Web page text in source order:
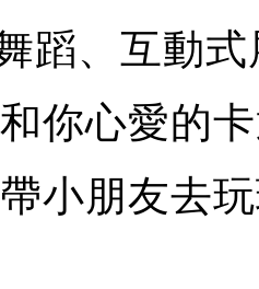
蹈、互動
你心愛的
小朋友去